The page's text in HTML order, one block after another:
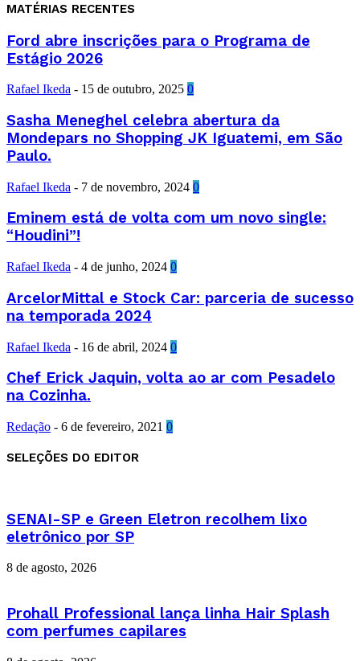
MATÉRIAS RECENTES
Ford abre inscrições para o Programa de
Estágio 2026
Rafael Ikeda - 15 de outubro, 2025 0
Sasha Meneghel celebra abertura da
Mondepars no Shopping JK Iguatemi, em São
Paulo.
Rafael Ikeda - 7 de novembro, 2024 0
Eminem está de volta com um novo single:
“Houdini”!
Rafael Ikeda - 4 de junho, 2024 0
ArcelorMittal e Stock Car: parceria de sucesso
na temporada 2024
Rafael Ikeda - 16 de abril, 2024 0
Chef Erick Jaquin, volta ao ar com Pesadelo
na Cozinha.
Redação - 6 de fevereiro, 2021 0
SELEÇÕES DO EDITOR
SENAI-SP e Green Eletron recolhem lixo
eletrônico por SP
8 de agosto, 2026
Prohall Professional lança linha Hair Splash
com perfumes capilares